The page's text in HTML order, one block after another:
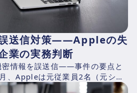
送信対策——Appleの失
業の実務判断
情報を誤送信——事件の要点と
、Appleは元従業員2名（元シニ
のChang Liuおよ...